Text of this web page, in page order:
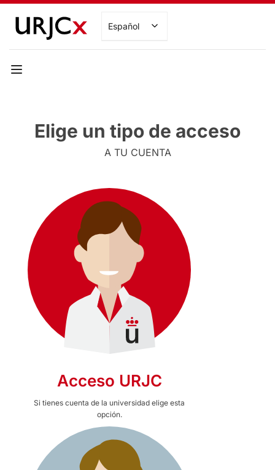
Español
Elige un tipo de acceso
A TU CUENTA
Acceso URJC
Si tienes cuenta de la universidad elige esta
opción.